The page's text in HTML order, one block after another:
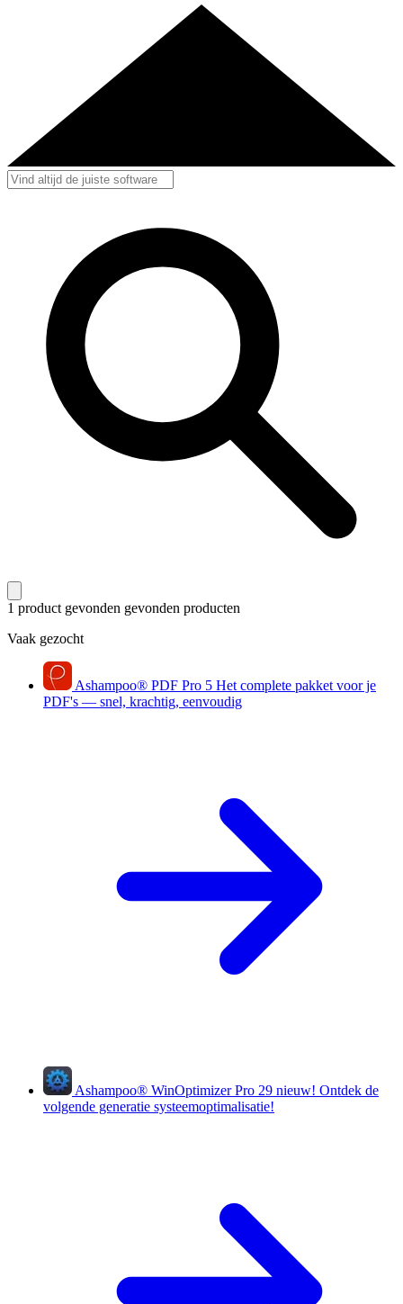
1 product gevonden gevonden producten
Vaak gezocht
Ashampoo® PDF Pro 5 Het complete pakket voor je
PDF's — snel, krachtig, eenvoudig
Ashampoo® WinOptimizer Pro 29 nieuw! Ontdek de
volgende generatie systeemoptimalisatie!